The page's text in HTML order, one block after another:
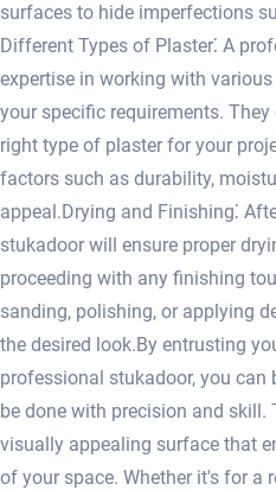
surfaces to hide imperfections
Different Types of Plaster⁚ A
expertise in working with
your specific requirements.​
right type of plaster for your
factors such as durability,
appeal.​ Drying and Finishing⁚
stukadoor will ensure proper
proceeding with any finishing
sanding, polishing, or applying
the desired look.​ By entrusting
professional stukadoor, you
be done with precision and
visually appealing surface that
of your space.​ Whether it's for a